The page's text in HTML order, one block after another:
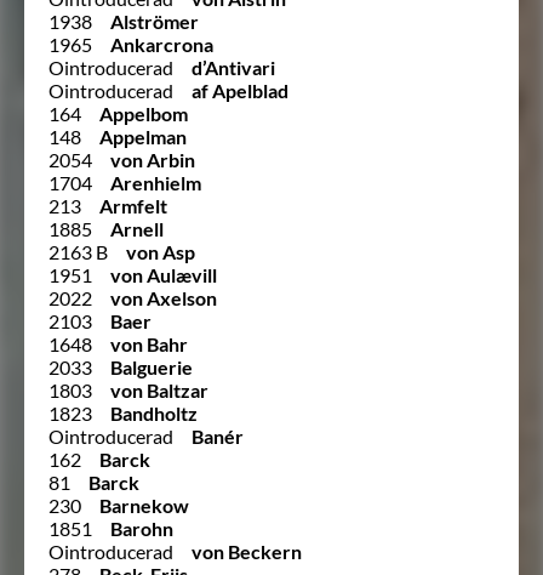
1938
Alströmer
1965
Ankarcrona
Ointroducerad
d’Antivari
Ointroducerad
af Apelblad
164
Appelbom
148
Appelman
2054
von Arbin
1704
Arenhielm
213
Armfelt
1885
Arnell
2163 B
von Asp
1951
von Aulævill
2022
von Axelson
2103
Baer
1648
von Bahr
2033
Balguerie
1803
von Baltzar
1823
Bandholtz
Ointroducerad
Banér
162
Barck
81
Barck
230
Barnekow
1851
Barohn
Ointroducerad
von Beckern